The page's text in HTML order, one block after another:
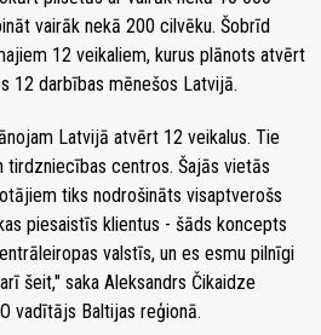
vairāk nekā 200 cilvēku. Šobrīd
12 veikaliem, kurus plānots atvērt
12 darbības mēnešos Latvijā.
Latvijā atvērt 12 veikalus. Tie
tirdzniecības centros. Šajās vietās
tiks nodrošināts visaptverošs
piesaistīs klientus - šāds koncepts
valstīs, un es esmu pilnīgi
šeit," saka Aleksandrs Čikaidze
vadītājs Baltijas reģionā.